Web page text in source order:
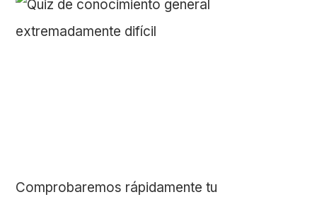
Comprobaremos rápidamente tu